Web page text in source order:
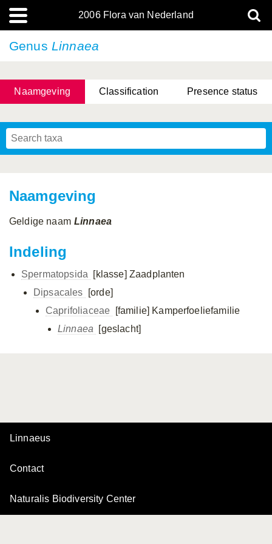
2006 Flora van Nederland
Genus Linnaea
Naamgeving Classification Presence status
Naamgeving
Geldige naam Linnaea
Indeling
Spermatopsida [klasse] Zaadplanten
Dipsacales
[orde]
Caprifoliaceae
[familie] Kamperfoeliefamilie
Linnaea
[geslacht]
Linnaeus
Contact
Naturalis Biodiversity Center